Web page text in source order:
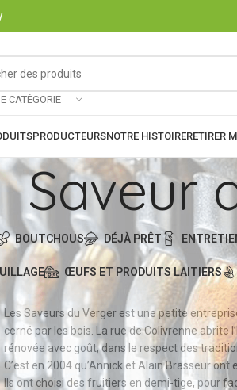
CATÉGORIE
PRODUCTEURSNOTRE HISTOIRERETIRER
Saveur
BOUTCHOUS DÉJÀ PRÊT
ŒUFS ET PRODUITS LAITIERS
Les Saveurs du Verger est une petite
cerné par les bois. La rue de Colivrenne
rénovée avec goût, dans le respect des
C’est en 2004 qu’Annick et Alain Brasseur
Ils ont choisi des fruitiers en demi-tige, pour